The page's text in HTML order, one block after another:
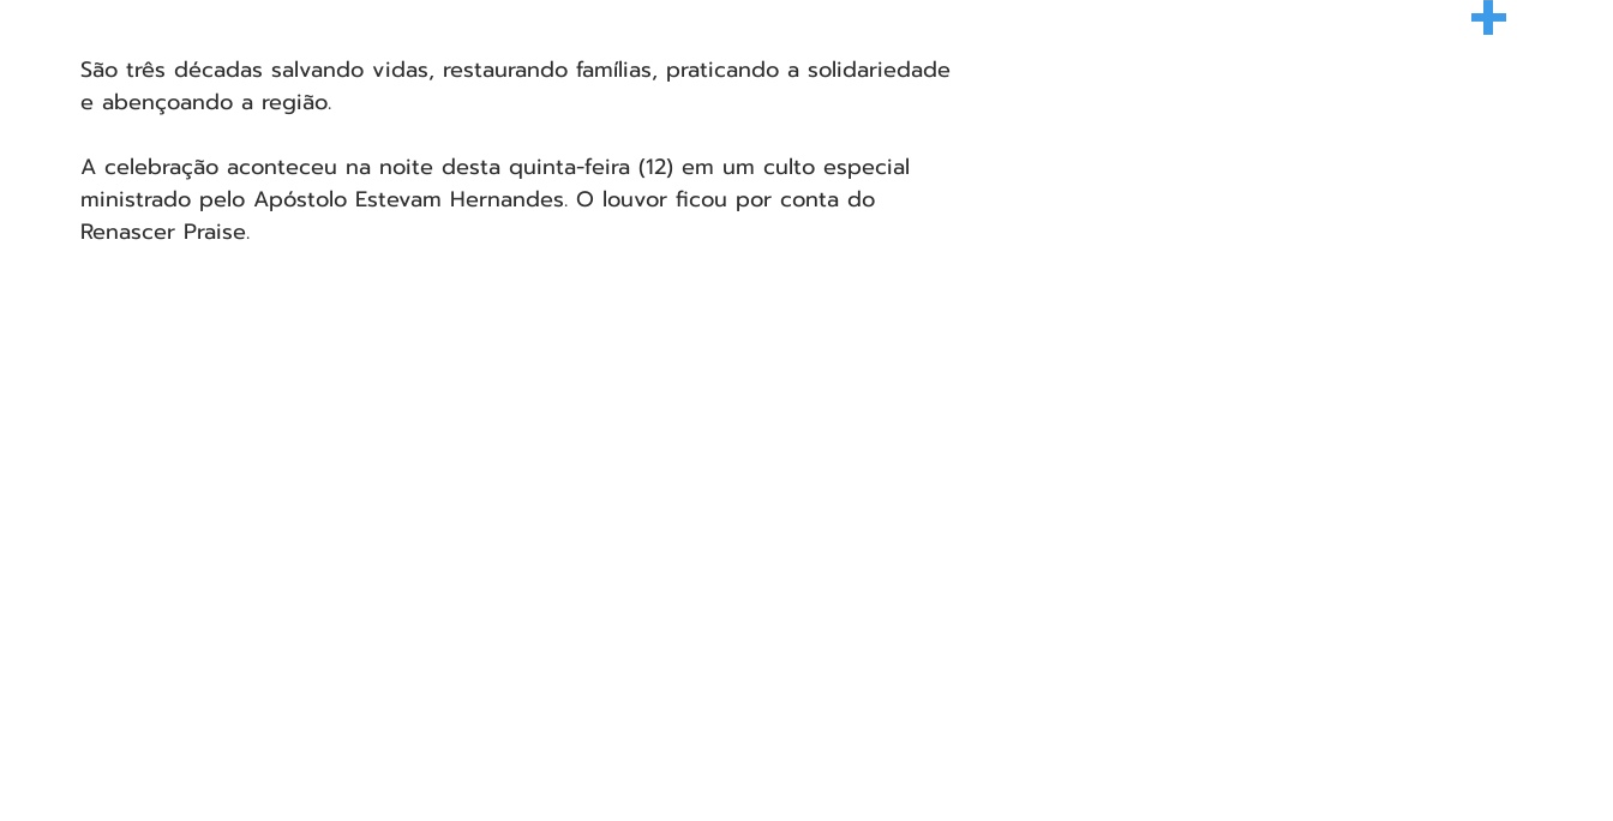
São três décadas salvando vidas, restaurando famílias, praticando a solidariedade
e abençoando a região.
A celebração aconteceu na noite desta quinta-feira (12) em um culto especial
ministrado pelo Apóstolo Estevam Hernandes. O louvor ficou por conta do
Renascer Praise.